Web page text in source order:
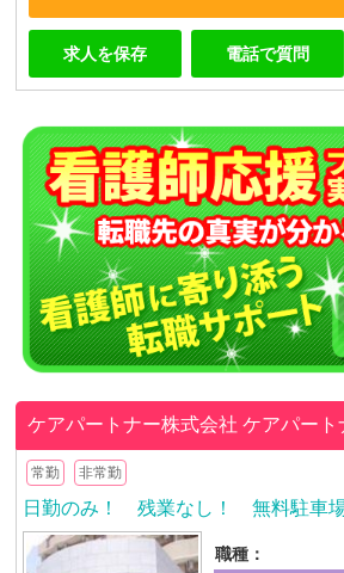
求人を保存 電話で質問
ケアパートナー株式会社ケアパート
常勤 非常勤
日勤のみ！ 残業なし！ 無料駐車場
職種：